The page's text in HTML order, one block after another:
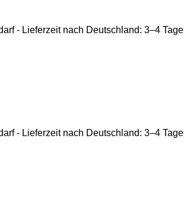
- Lieferzeit nach Deutschland: 3–4 Tage
- Lieferzeit nach Deutschland: 3–4 Tage